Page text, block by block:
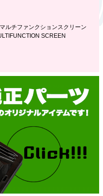
ルチファンクションスクリーン
SCREEN